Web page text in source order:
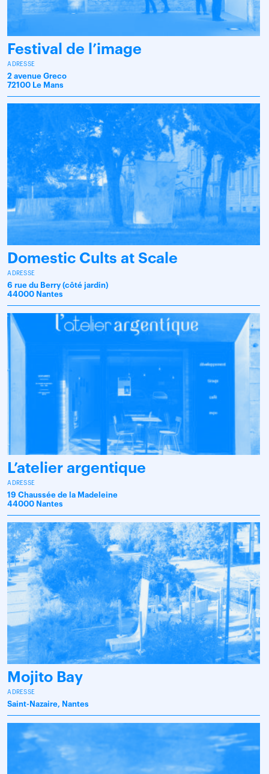
Festival de l’image
ADRESSE
2 avenue Greco
72100 Le Mans
Domestic Cults at Scale
ADRESSE
6 rue du Berry (côté jardin)
44000 Nantes
L’atelier argentique
ADRESSE
19 Chaussée de la Madeleine
44000 Nantes
Mojito Bay
ADRESSE
Saint-Nazaire, Nantes